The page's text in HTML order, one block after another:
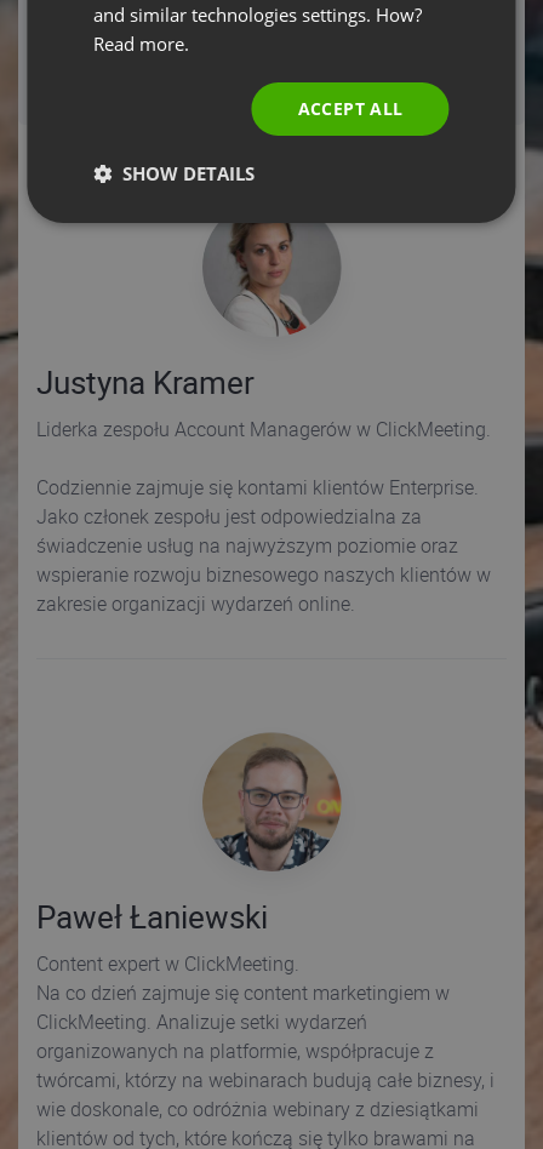
If you have already registered and can't locate
System configuration test.Click here!
Justyna Kramer
Liderka zespołu Account Managerów w ClickMeeting.
Codziennie zajmuje się kontami klientów Enterprise.
Jako członek zespołu jest odpowiedzialna za
świadczenie usług na najwyższym poziomie oraz
wspieranie rozwoju biznesowego naszych klientów w
zakresie organizacji wydarzeń online.
Paweł Łaniewski
Content expert w ClickMeeting.
Na co dzień zajmuje się content marketingiem w
ClickMeeting. Analizuje setki wydarzeń
organizowanych na platformie, współpracuje z
twórcami, którzy na webinarach budują całe biznesy, i
wie doskonale, co odróżnia webinary z dziesiątkami
klientów od tych, które kończą się tylko brawami na
PORTUGUESE
and similar technologies settings. How?
Read more.
ACCEPT ALL
SHOW DETAILS